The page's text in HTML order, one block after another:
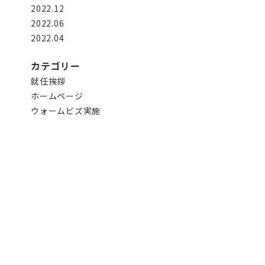
2022.12
2022.06
2022.04
カテゴリー
就任挨拶
ホームページ
ウォームビズ実施